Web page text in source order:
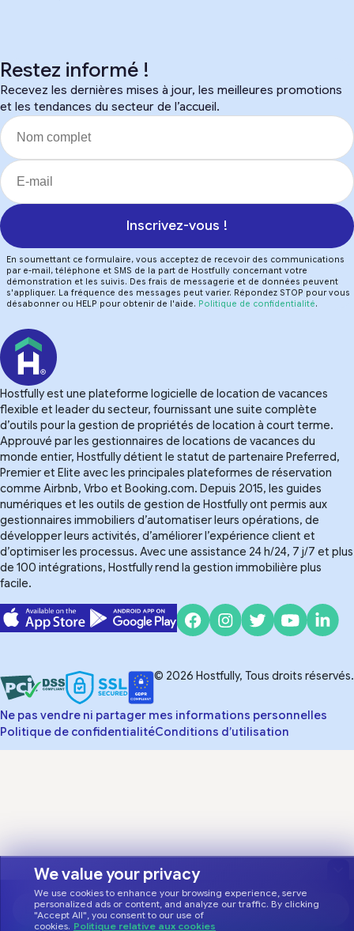
We value your privacy
We use cookies to enhance your browsing experience, serve
personalized ads or content, and analyze our traffic. By clicking
"Accept All", you consent to our use of
cookies. Politique relative aux cookies
Restez informé !
Recevez les dernières mises à jour, les meilleures promotions
et les tendances du secteur de l’accueil.
Inscrivez-vous !
En soumettant ce formulaire, vous acceptez de recevoir des communications
par e-mail, téléphone et SMS de la part de Hostfully concernant votre
démonstration et les suivis. Des frais de messagerie et de données peuvent
s'appliquer. La fréquence des messages peut varier. Répondez STOP pour vous
désabonner ou HELP pour obtenir de l'aide. Politique de confidentialité.
Hostfully est une plateforme logicielle de location de vacances
flexible et leader du secteur, fournissant une suite complète
d’outils pour la gestion de propriétés de location à court terme.
Approuvé par les gestionnaires de locations de vacances du
monde entier, Hostfully détient le statut de partenaire Preferred,
Premier et Elite avec les principales plateformes de réservation
comme Airbnb, Vrbo et Booking.com. Depuis 2015, les guides
numériques et les outils de gestion de Hostfully ont permis aux
gestionnaires immobiliers d’automatiser leurs opérations, de
développer leurs activités, d’améliorer l’expérience client et
d’optimiser les processus. Avec une assistance 24 h/24, 7 j/7 et plus
de 100 intégrations, Hostfully rend la gestion immobilière plus
facile.
© 2026 Hostfully, Tous droits réservés.
Ne pas vendre ni partager mes informations personnelles
Politique de confidentialitéConditions d’utilisation